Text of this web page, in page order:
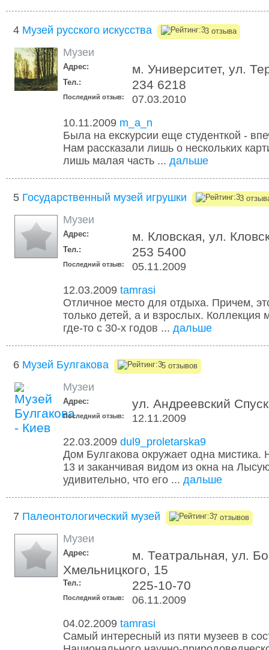
4 Музей русского искусства 3 отзыва
Музеи
Адрес: м. Университет, ул.
Тел.: 234 6218
Последний отзыв:
07.03.2010
10.11.2009 m_a_n
Была на екскурсии еще студенткой -
Нам рассказали лишь о нескольких
лишь малая часть ... дальше
5 Государственный музей игрушки 3
Музеи
Адрес: м. Кловская, ул.
Тел.: 253 5400
Последний отзыв:
05.11.2009
12.03.2009 tamrasi
Отличное место для отдыха. Причем,
только детей, а и взрослых. Коллекция
где-то с 30-х годов ... дальше
6 Музей Булгакова 5 отзывов
Музеи
Адрес: ул. Андреевский
Последний отзыв:
12.11.2009
22.03.2009 dul9_proletarska9
Дом Булгакова окружает одна мистика.
13 и заканчивая видом из окна на
удивительно, что его ... дальше
7 Палеонтологический музей 7 отзывов
Музеи
Адрес:
м. Театральная, ул.
Хмельницкого, 15
Тел.: 225-10-70
Последний отзыв:
06.11.2009
04.02.2009 tamrasi
Самый интересный из пяти музеев в